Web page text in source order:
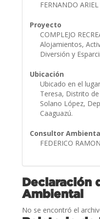
FERNANDO
Proyecto
COMPLEJO
Alojamientos,
Diversión y
Ubicación
Ubicado en el
Teresa, Distrito
Solano López,
Caaguazú.
Consultor
FEDERICO
Declaración
Ambiental
No se encontró el